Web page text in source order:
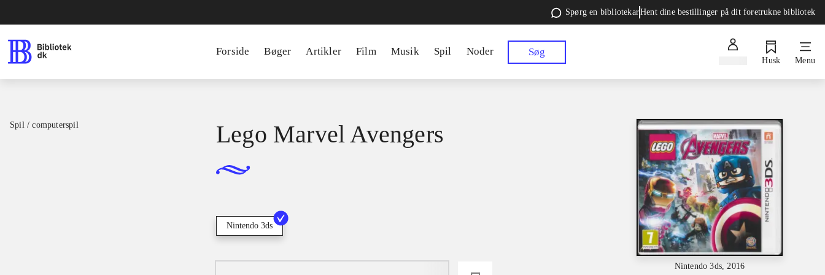
Spørg en bibliotekarHent dine bestillinger på dit foretrukne bibliotek
Forside Bøger Artikler Film Musik Spil Noder Søg
Husk Menu
Spil / computerspil
Nintendo 3ds, 2016
Lego Marvel Avengers
Nintendo 3ds